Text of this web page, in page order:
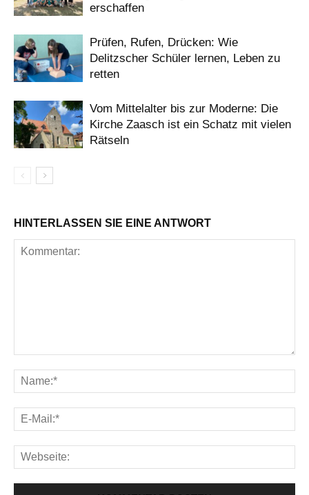
erschaffen
Prüfen, Rufen, Drücken: Wie
Delitzscher Schüler lernen, Leben zu
retten
Vom Mittelalter bis zur Moderne: Die
Kirche Zaasch ist ein Schatz mit vielen
Rätseln
HINTERLASSEN SIE EINE ANTWORT